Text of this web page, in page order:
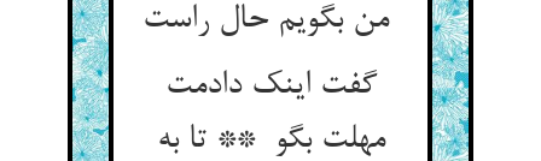
من بگویم حال راست
گفت اینک دادمت
مهلت بگو ** تا به